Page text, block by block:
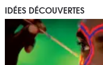
IDÉES DÉCOUVERTES